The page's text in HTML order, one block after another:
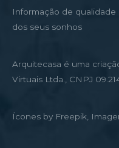
Informação de qualidade
dos seus sonhos
Arquitecasa é uma
Virtuais Ltda., CNPJ
Ícones by Freepik,